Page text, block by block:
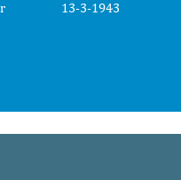
13-3-1943